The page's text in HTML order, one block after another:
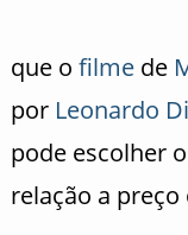
que o filmede
por Leonardo
pode escolher
relação a